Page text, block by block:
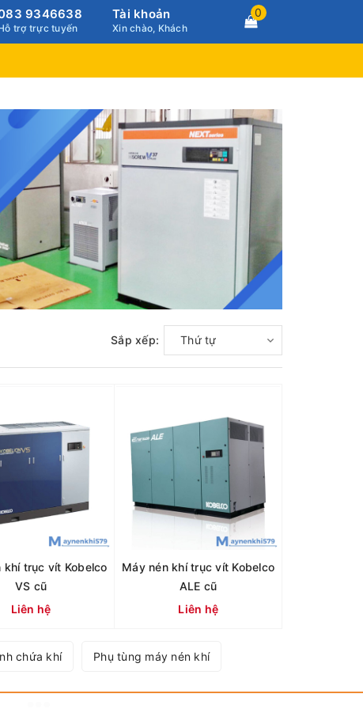
9346638
trợ trực tuyến
Tài khoản
Xin chào, Khách
0
Sắp xếp: Thứ tự
khí trục vít Kobelco
VS cũ
Liên hệ
Máy nén khí trục vít Kobelco
ALE cũ
Liên hệ
chứa khí Phụ tùng máy nén khí